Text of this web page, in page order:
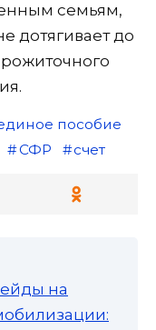
семьям,
дотягивает до
пособие
СФР счет
на